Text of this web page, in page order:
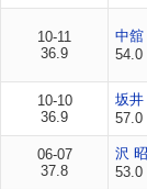
10-11
36.9
中舘
54.0
10-10
36.9
坂井
57.0
06-07
37.8
沢
53.0